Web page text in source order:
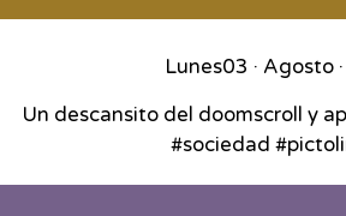
Lunes03 · Agosto
Un descansito del doomscroll y
#sociedad